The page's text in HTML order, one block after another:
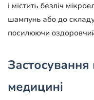
і містить безліч
шампунь або до
посилюючи
Застосування
медицині